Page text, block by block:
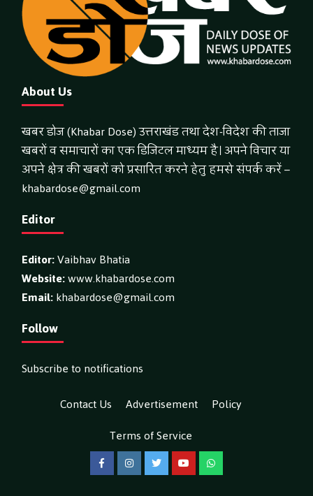
About Us
खबर डोज (Khabar Dose) उत्तराखंड तथा देश-विदेश की ताजा
खबरों व समाचारों का एक डिजिटल माध्यम है। अपने विचार या
अपने क्षेत्र की खबरों को प्रसारित करने हेतु हमसे संपर्क करें –
khabardose@gmail.com
Editor
Editor:Vaibhav Bhatia
Website:www.khabardose.com
Email:khabardose@gmail.com
Follow
Subscribe to notifications
Contact Us
Advertisement
Policy
Terms of Service
FacebookInstagramTwitterYouTubeWhatsApp